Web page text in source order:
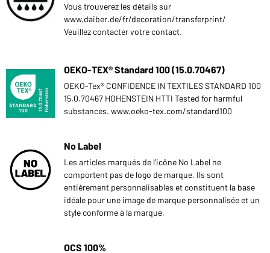
Vous trouverez les détails sur
www.daiber.de/fr/decoration/transferprint/
Veuillez contacter votre contact.
OEKO-TEX® Standard 100 (15.0.70467)
OEKO-Tex® CONFIDENCE IN TEXTILES STANDARD 100
15.0.70467 HOHENSTEIN HTTI Tested for harmful
substances. www.oeko-tex.com/standard100
No Label
Les articles marqués de l'icône No Label ne
comportent pas de logo de marque. Ils sont
entièrement personnalisables et constituent la base
idéale pour une image de marque personnalisée et un
style conforme à la marque.
OCS 100%